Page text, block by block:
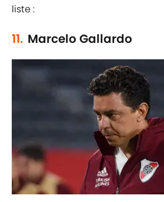
liste :
11. Marcelo Gallardo